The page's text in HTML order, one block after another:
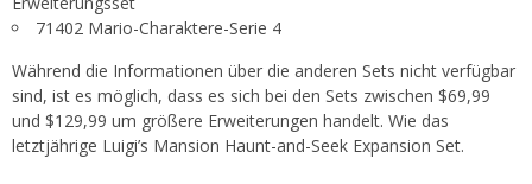
71402 Mario-Charaktere-Serie 4
Während die Informationen über die anderen Sets nicht verfügbar
sind, ist es möglich, dass es sich bei den Sets zwischen $69,99
und $129,99 um größere Erweiterungen handelt. Wie das
letztjährige Luigi’s Mansion Haunt-and-Seek Expansion Set.